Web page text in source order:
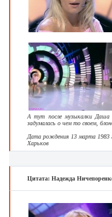
А тут после музыкалки Даша
задумалась о чем то своем,
Дата рождения 13 марта 1983
Харьков
Цитата: Надежда